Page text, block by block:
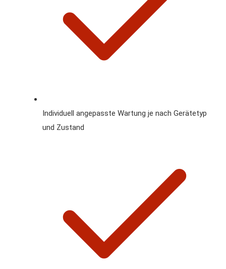
Individuell angepasste Wartung je nach Gerätetyp
und Zustand